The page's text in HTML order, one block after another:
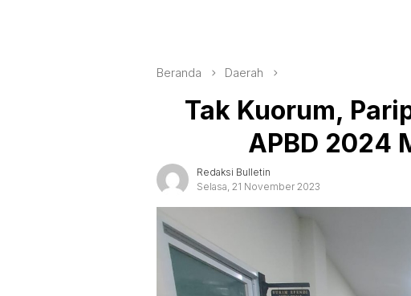
Beranda Daerah
Tak Kuorum,
APBD 2024
Redaksi Bulletin
Selasa, 21 November 2023